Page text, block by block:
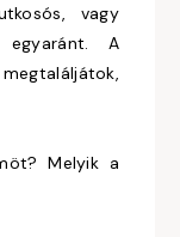
vagy
egyaránt. A
Melyik a